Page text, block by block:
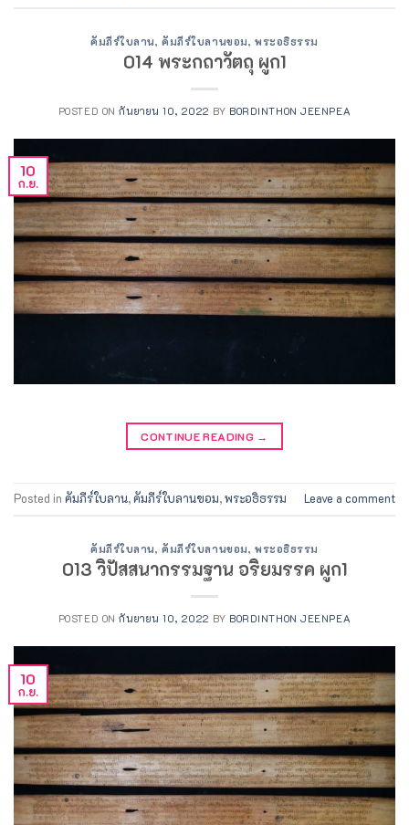
คัมภีร์ใบลาน,คัมภีร์ใบลานขอม, พระอธิธรรม
014 พระกถาวัตถุ ผูก1
POSTED ONกันยายน 10, 2022 BY BORDINTHON JEENPEA
10
ก.ย.
CONTINUE READING →
Posted in คัมภีร์ใบลาน,คัมภีร์ใบลานขอม,พระอธิธรรม Leave a comment
คัมภีร์ใบลาน,คัมภีร์ใบลานขอม, พระอธิธรรม
013 วิปัสสนากรรมฐาน อริยมรรค ผูก1
POSTED ONกันยายน 10, 2022 BY BORDINTHON JEENPEA
10
ก.ย.